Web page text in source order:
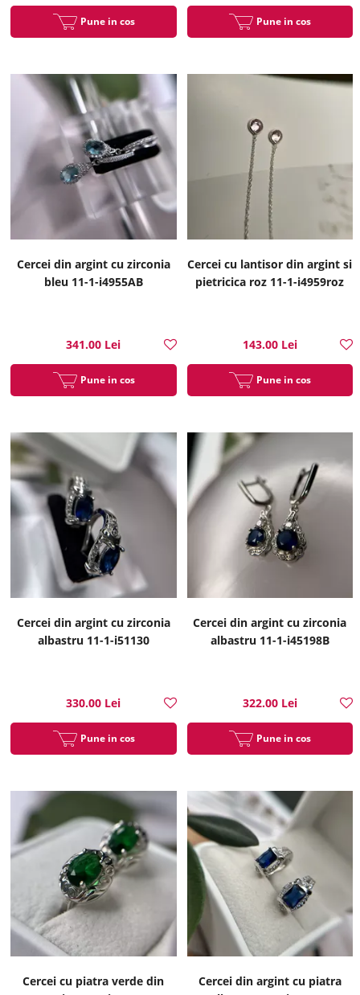
Pune in cos Pune in cos
Cercei din argint cu zirconia
bleu 11-1-i4955AB
341.00 Lei
Pune in cos
Cercei cu lantisor din argint si
pietricica roz 11-1-i4959roz
143.00 Lei
Pune in cos
Cercei din argint cu zirconia
albastru 11-1-i51130
330.00 Lei
Pune in cos
Cercei din argint cu zirconia
albastru 11-1-i45198B
322.00 Lei
Pune in cos
Cercei cu piatra verde din
Cercei din argint cu piatra